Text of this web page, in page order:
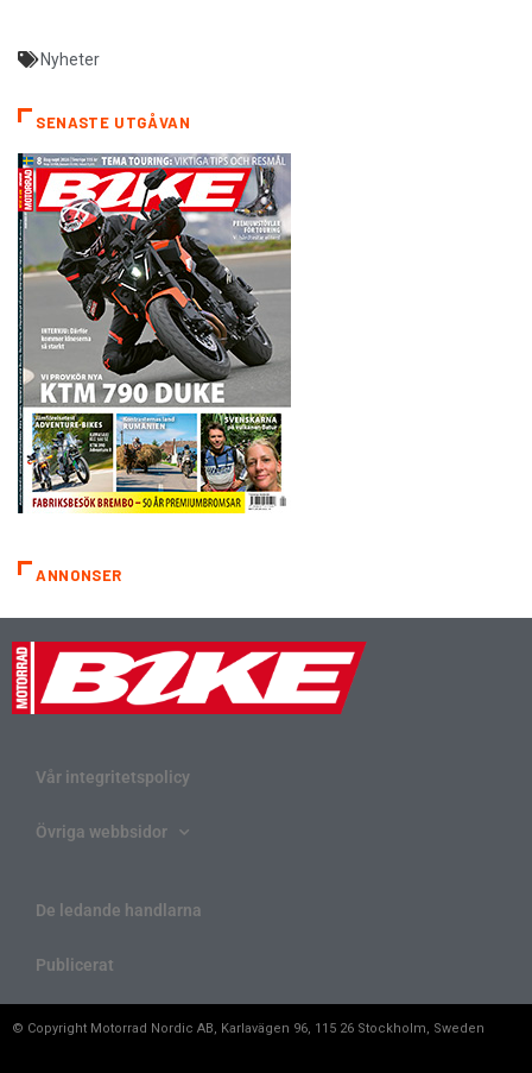
Nyheter
SENASTE UTGÅVAN
ANNONSER
Vår integritetspolicy
Övriga webbsidor
De ledande handlarna
Publicerat
© Copyright Motorrad Nordic AB, Karlavägen 96, 115 26 Stockholm, Sweden